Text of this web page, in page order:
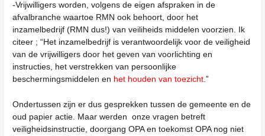
-Vrijwilligers worden, volgens de eigen afspraken in de
afvalbranche waartoe RMN ook behoort, door het
inzamelbedrijf (RMN dus!) van veiliheids middelen voorzien. Ik
citeer ; “Het inzamelbedrijf is verantwoordelijk voor de veiligheid
van de vrijwilligers door het geven van voorlichting en
instructies, het verstrekken van persoonlijke
beschermingsmiddelen en het houden van toezicht.”
Ondertussen zijn er dus gesprekken tussen de gemeente en de
oud papier actie. Maar werden onze vragen betreft
veiligheidsinstructie, doorgang OPA en toekomst OPA nog niet